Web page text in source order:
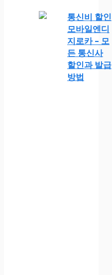
통신비 할인
모바일엔디
지로카 – 모
든 통신사
할인과 발급
방법